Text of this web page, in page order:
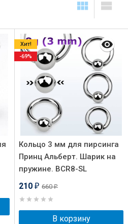
Кольцо 3 мм для пирсинга
Принц Альберт. Шарик на
пружине. BCR8-SL
210 ₽ 660₽
В корзину
Хит!
-69%